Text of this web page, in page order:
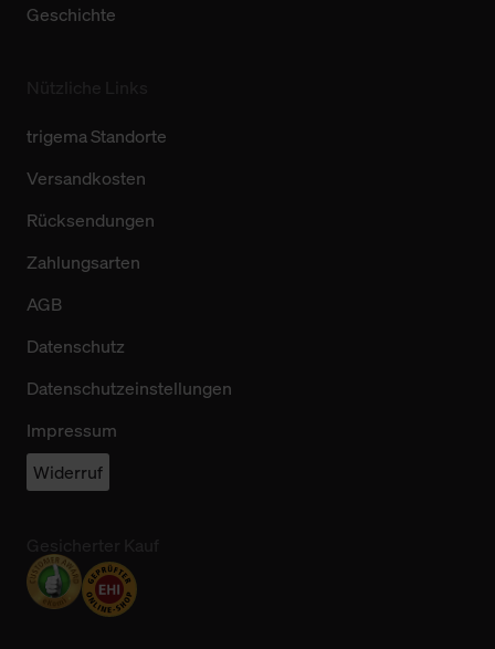
Geschichte
trigema Standorte
Versandkosten
Rücksendungen
Zahlungsarten
AGB
Datenschutz
Datenschutzeinstellungen
Impressum
Widerruf